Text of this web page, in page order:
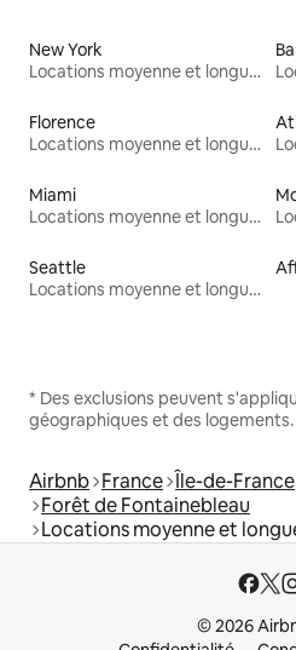
New York
Locations moyenne et longue durée
Florence
Locations moyenne et longue durée
Miami
Locations moyenne et longue durée
Seattle
Locations moyenne et longue durée
* Des exclusions peuvent
géographiques et des logements.
Airbnb France Île-de-France
Forêt de Fontainebleau
Locations moyenne et
© 2026